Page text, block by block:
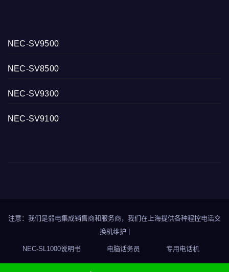
NEC-SV9500
NEC-SV8500
NEC-SV9300
NEC-SV9100
注意：我们是弱电集成销售商和服务商，我们在上海提供各种程控电话交
换机维护
NEC-SL1000说明书 电脑话务员 专用电话机